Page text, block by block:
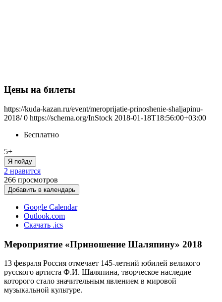
Цены на билеты
https://kuda-kazan.ru/event/meroprijatie-prinoshenie-shaljapinu-
2018/ 0 https://schema.org/InStock 2018-01-18T18:56:00+03:00
Бесплатно
5+
Я пойду
2 нравится
266 просмотров
Добавить в календарь
Google Calendar
Outlook.com
Скачать .ics
Мероприятие «Приношение Шаляпину» 2018
13 февраля Россия отмечает 145-летний юбилей великого
русского артиста Ф.И. Шаляпина, творческое наследие
которого стало значительным явлением в мировой
музыкальной культуре.